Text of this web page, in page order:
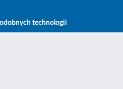
technologii